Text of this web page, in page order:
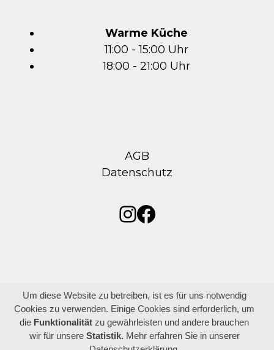
Warme Küche
11:00 - 15:00 Uhr
18:00 - 21:00 Uhr
AGB
Datenschutz
Instagram
Facebook
Um diese Website zu betreiben, ist es für uns notwendig
Cookies zu verwenden. Einige Cookies sind erforderlich, um
die Funktionalität zu gewährleisten und andere brauchen
wir für unsere Statistik. Mehr erfahren Sie in unserer